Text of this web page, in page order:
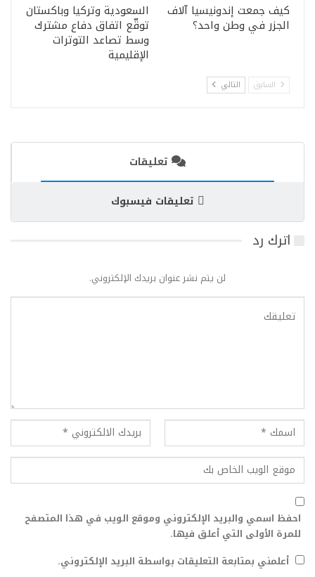
كيف جمعت إندونيسيا آلاف
الجزر في وطن واحد؟
السعودية وتركيا وباكستان
توقّع اتفاق دفاع مشترك
وسط تصاعد التوترات
الإقليمية
السابق التالي
تعليقات
تعليقات فيسبوك
اترك رد
لن يتم نشر عنوان بريدك الإلكتروني.
احفظ اسمي والبريد الإلكتروني وموقع الويب في هذا المتصفح
للمرة الأولى التي أعلق فيها.
أعلمني بمتابعة التعليقات بواسطة البريد الإلكتروني.